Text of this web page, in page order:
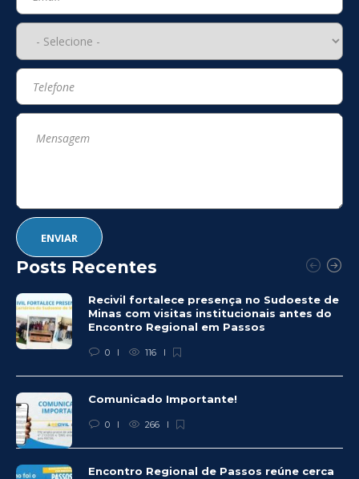
Posts Recentes
Recivil fortalece presença no Sudoeste de
Minas com visitas institucionais antes do
Encontro Regional em Passos
0 116
Comunicado Importante!
0 266
Encontro Regional de Passos reúne cerca